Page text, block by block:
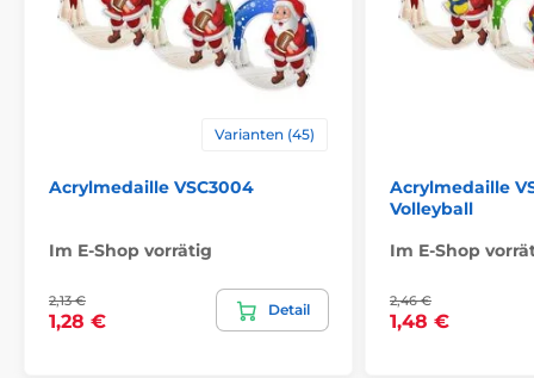
Varianten (45)
Acrylmedaille VSC3004
Im E-Shop vorrätig
2,13 €
1,28 €
Detail
Acrylmedaille
Volleyball
Im E-Shop
2,46 €
1,48 €